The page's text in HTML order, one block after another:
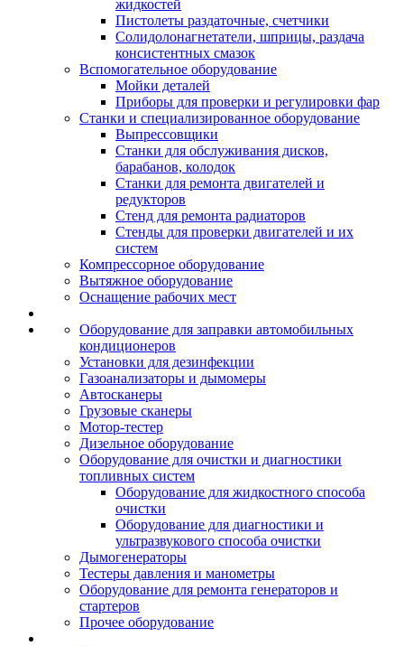
жидкостей
Пистолеты раздаточные, счетчики
Солидолонагнетатели, шприцы, раздача
консистентных смазок
Вспомогательное оборудование
Мойки деталей
Приборы для проверки и регулировки фар
Станки и специализированное оборудование
Выпрессовщики
Станки для обслуживания дисков,
барабанов, колодок
Станки для ремонта двигателей и
редукторов
Стенд для ремонта радиаторов
Стенды для проверки двигателей и их
систем
Компрессорное оборудование
Вытяжное оборудование
Оснащение рабочих мест
Оборудование для заправки автомобильных
кондиционеров
Установки для дезинфекции
Газоанализаторы и дымомеры
Автосканеры
Грузовые сканеры
Мотор-тестер
Дизельное оборудование
Оборудование для очистки и диагностики
топливных систем
Оборудование для жидкостного способа
очистки
Оборудование для диагностики и
ультразвукового способа очистки
Дымогенераторы
Тестеры давления и манометры
Оборудование для ремонта генераторов и
стартеров
Прочее оборудование